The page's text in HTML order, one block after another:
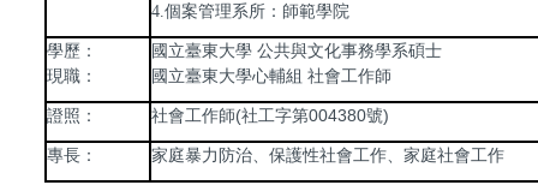
4.個案管理系所：師範學院
學歷：
現職：
國立臺東大學 公共與文化事務學系碩士
國立臺東大學心輔組 社會工作師
證照： 社會工作師(社工字第004380號)
專長： 家庭暴力防治、保護性社會工作、家庭社會工作